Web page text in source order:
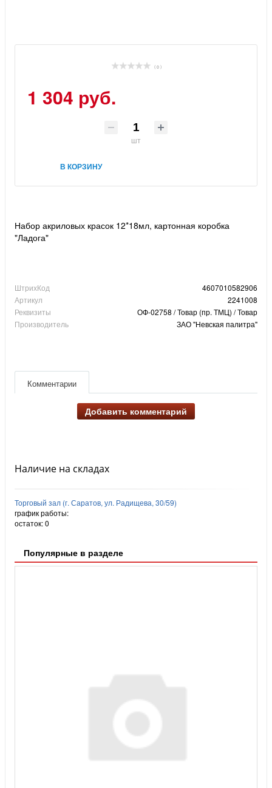
( 0 )
1 304 руб.
шт
В КОРЗИНУ
Набор акриловых красок 12*18мл, картонная коробка
"Ладога"
ШтрихКод
4607010582906
Артикул
2241008
Реквизиты
ОФ-02758 / Товар (пр. ТМЦ) / Товар
Производитель
ЗАО "Невская палитра"
Комментарии
Добавить комментарий
Наличие на складах
Торговый зал (г. Саратов, ул. Радищева, 30/59)
график работы:
остаток:0
Популярные в разделе